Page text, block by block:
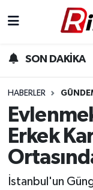
SON DAKİKA
HABERLER
Erkek
İstanbul'un
Gündem
Yurttan
Ekonomi
Rize Hava
Rize Trafik
Süper Lig